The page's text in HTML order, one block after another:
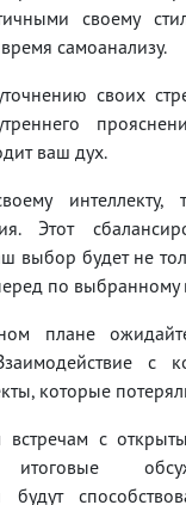
своему
самоанализу.
своих
ваш дух.
интеллекту,
Этот
выбор будет не
по выбранному
плане
с
которые
встречам с
итоговые